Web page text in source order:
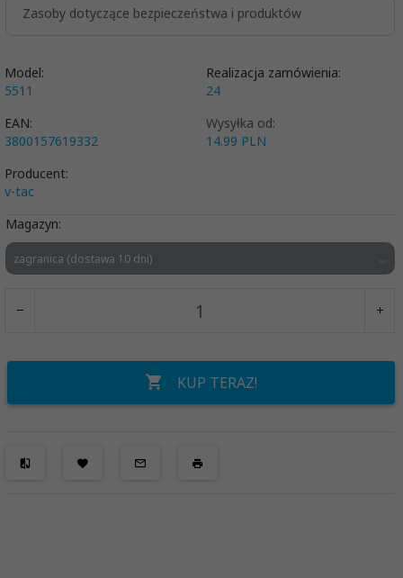
Zasoby dotyczące bezpieczeństwa i produktów
Model:
5511
Realizacja zamówienia:
24
EAN:
3800157619332
Wysyłka od:
14.99 PLN
Producent:
v-tac
Magazyn:
zagranica (dostawa 10 dni)
KUP TERAZ!